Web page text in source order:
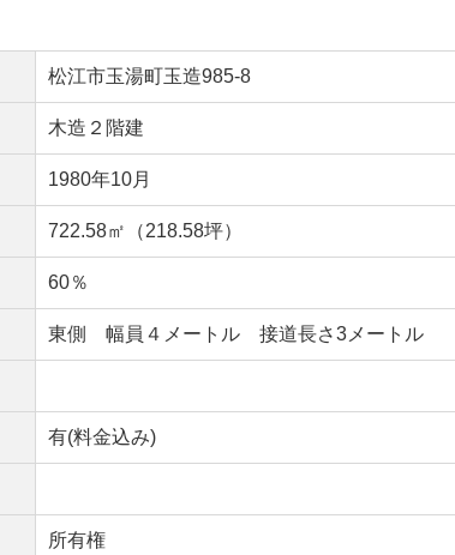
松江市玉湯町玉造985-8
木造２階建
1980年10月
722.58㎡（218.58坪）
60％
東側 幅員４メートル 接道長さ3メートル
有(料金込み)
所有権